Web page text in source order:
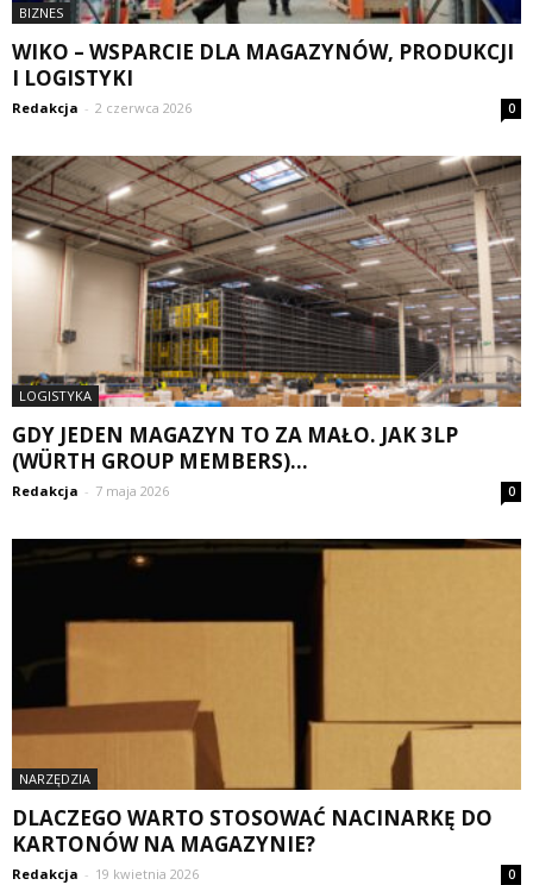
BIZNES
WIKO – WSPARCIE DLA MAGAZYNÓW, PRODUKCJI
I LOGISTYKI
Redakcja - 2 czerwca 2026 0
LOGISTYKA
GDY JEDEN MAGAZYN TO ZA MAŁO. JAK 3LP
(WÜRTH GROUP MEMBERS)...
Redakcja - 7 maja 2026 0
NARZĘDZIA
DLACZEGO WARTO STOSOWAĆ NACINARKĘ DO
KARTONÓW NA MAGAZYNIE?
Redakcja - 19 kwietnia 2026 0